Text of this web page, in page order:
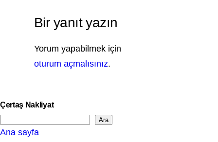
Bir yanıt yazın
Yorum yapabilmek için
oturum açmalısınız.
Çertaş Nakliyat
e
Ara
Ana sayfa